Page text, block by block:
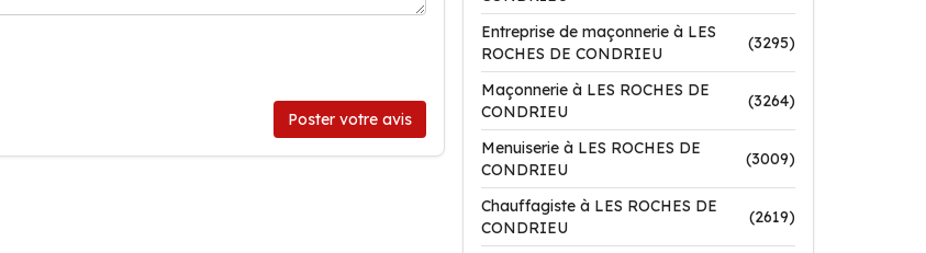
Poster votre avis
Entreprise de maçonnerie à LES
ROCHES DE CONDRIEU
(3295)
Maçonnerie à LES ROCHES DE
CONDRIEU
(3264)
Menuiserie à LES ROCHES DE
CONDRIEU
(3009)
Chauffagiste à LES ROCHES DE
CONDRIEU
(2619)